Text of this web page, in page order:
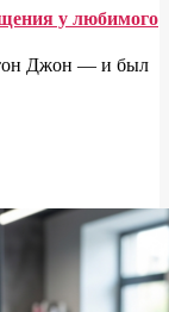
у любимого
Джон — и был